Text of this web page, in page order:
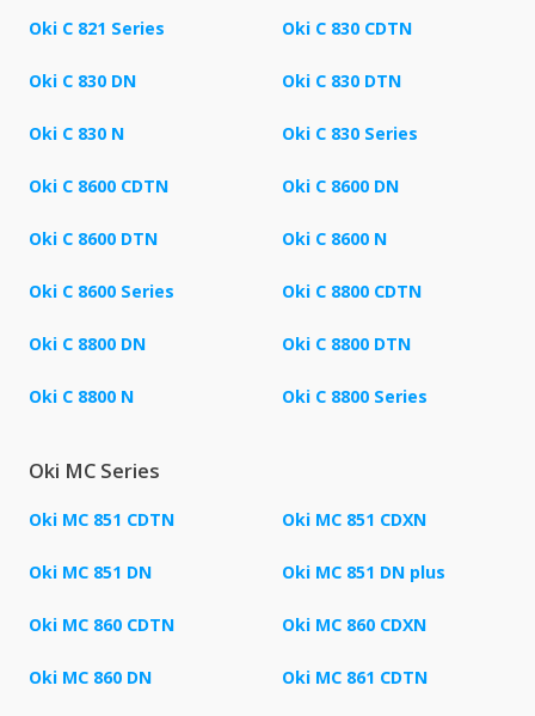
Oki C 821 Series Oki C 830 CDTN
Oki C 830 DN Oki C 830 DTN
Oki C 830 N Oki C 830 Series
Oki C 8600 CDTN Oki C 8600 DN
Oki C 8600 DTN Oki C 8600 N
Oki C 8600 Series Oki C 8800 CDTN
Oki C 8800 DN Oki C 8800 DTN
Oki C 8800 N Oki C 8800 Series
Oki MC Series
Oki MC 851 CDTN Oki MC 851 CDXN
Oki MC 851 DN Oki MC 851 DN plus
Oki MC 860 CDTN Oki MC 860 CDXN
Oki MC 860 DN Oki MC 861 CDTN